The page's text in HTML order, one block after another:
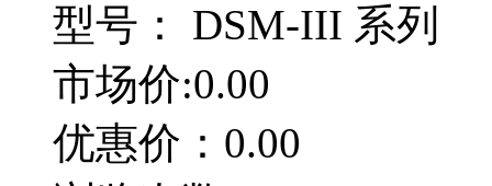
型号： DSM-III 系列
市场价:0.00
优惠价：0.00